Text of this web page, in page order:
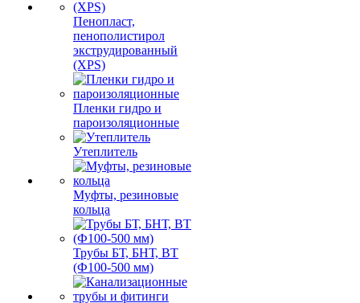
Пенопласт,
пенополистирол
экструдированный
(XPS)
Пленки гидро и
пароизоляционные
Утеплитель
Муфты, резиновые
кольца
Трубы БТ, БНТ, ВТ
(Ф100-500 мм)